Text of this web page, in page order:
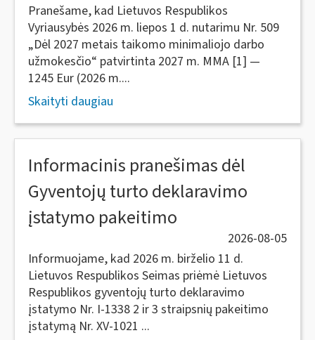
Pranešame, kad Lietuvos Respublikos
Vyriausybės 2026 m. liepos 1 d. nutarimu Nr. 509
„Dėl 2027 metais taikomo minimaliojo darbo
užmokesčio“ patvirtinta 2027 m. MMA [1] —
1245 Eur (2026 m....
Skaityti daugiau
Informacinis pranešimas dėl
Gyventojų turto deklaravimo
įstatymo pakeitimo
2026-08-05
Informuojame, kad 2026 m. birželio 11 d.
Lietuvos Respublikos Seimas priėmė Lietuvos
Respublikos gyventojų turto deklaravimo
įstatymo Nr. I-1338 2 ir 3 straipsnių pakeitimo
įstatymą Nr. XV-1021 ...